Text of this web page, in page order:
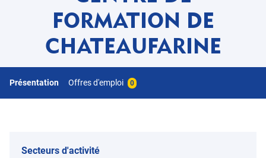
FORMATION DE
CHATEAUFARINE
Présentation Offres d'emploi 0
Secteurs d'activité